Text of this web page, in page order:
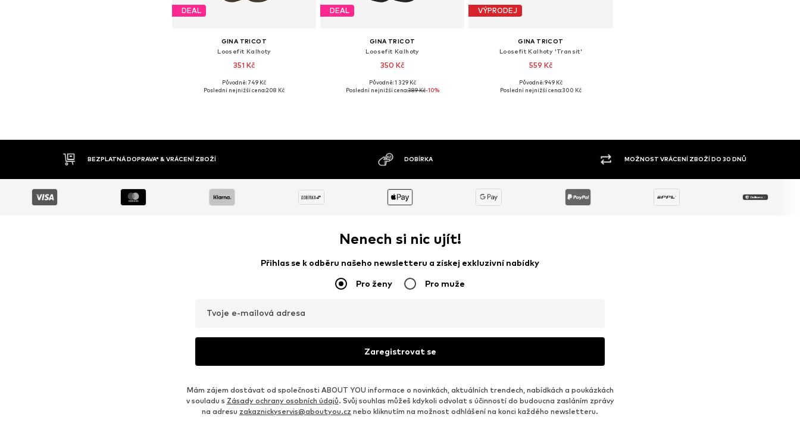
DEAL
GINA TRICOT
Loosefit Kalhoty
351 Kč
Dostupné velikosti: 36
Původně: 749 Kč
Poslední nejnižší cena:208 Kč
DEAL
GINA TRICOT
Loosefit Kalhoty
350 Kč
Dostupné velikosti: 32
Původně: 1 329 Kč
Poslední nejnižší cena:389 Kč-10%
VÝPRODEJ
GINA TRICOT
Loosefit Kalhoty 'Transit'
559 Kč
Dostupné velikosti: 42
Původně: 949 Kč
Poslední nejnižší cena:300 Kč
DOBÍRKA MOŽNOST VRÁCENÍ ZBOŽÍ DO 30 DNŮ VELKÝ SORTIMENT
Nenech si nic ujít!
Přihlas se k odběru našeho newsletteru a získej exkluzivní nabídky
Pro ženy Pro muže
Tvoje e-mailová adresa
Zaregistrovat se
Mám zájem dostávat od společnosti ABOUT YOU informace o novinkách, aktuálních trendech, nabídkách a poukázkách
v souladu s Zásady ochrany osobních údajů. Svůj souhlas můžeš kdykoli odvolat s účinností do budoucna zasláním zprávy
na adresu zakaznickyservis@aboutyou.cz nebo kliknutím na možnost odhlášení na konci každého newsletteru.